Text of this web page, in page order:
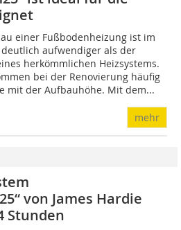
einer Fußbodenheizung ist im
deutlich aufwendiger als der
herkömmlichen Heizsystems.
bei der Renovierung häufig
mit der Aufbauhöhe. Mit dem...
mehr
von James Hardie
Stunden